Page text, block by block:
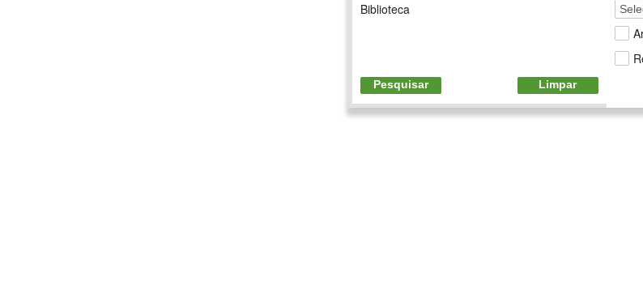
Biblioteca
Pesquisar Limpar